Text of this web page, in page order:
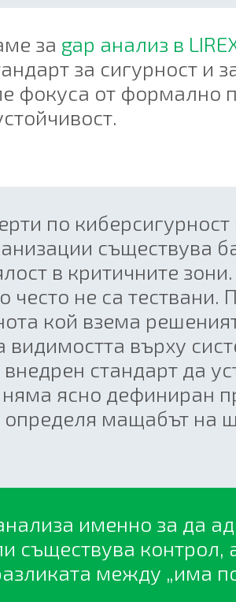
за gap анализ в
за сигурност и
фокуса от формално
по
съществува
в критичните
не са тествани.
кой взема
видимостта върху
стандарт да
ясно дефиниран
определя мащабът на
именно за да
съществува контрол,
между „има